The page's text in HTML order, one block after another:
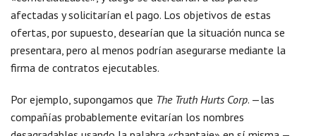
afectadas y solicitarían el pago. Los objetivos de estas
ofertas, por supuesto, desearían que la situación nunca se
presentara, pero al menos podrían asegurarse mediante la
firma de contratos ejecutables.
Por ejemplo, supongamos que The Truth Hurts Corp. —las
compañías probablemente evitarían los nombres